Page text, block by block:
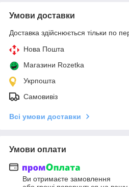
Умови доставки
Доставка здійснюється тільки по
Нова Пошта
Магазини Rozetka
Укрпошта
Самовивіз
Всі умови доставки
Умови оплати
Ви отримаєте замовлення